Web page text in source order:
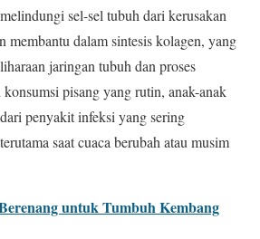
sel-sel tubuh dari kerusakan
membantu dalam sintesis kolagen, yang
jaringan tubuh dan proses
pisang yang rutin, anak-anak
penyakit infeksi yang sering
saat cuaca berubah atau musim
untuk Tumbuh Kembang